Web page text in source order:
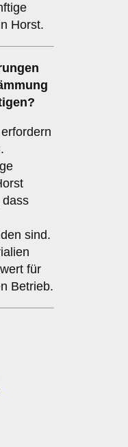
Horst.
dass
sind.
für
Betrieb.